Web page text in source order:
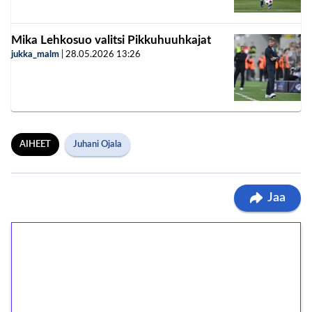
Mika Lehkosuo valitsi Pikkuhuuhkajat
jukka_malm 28.05.2026 13:26
AIHEET Juhani Ojala
Jaa